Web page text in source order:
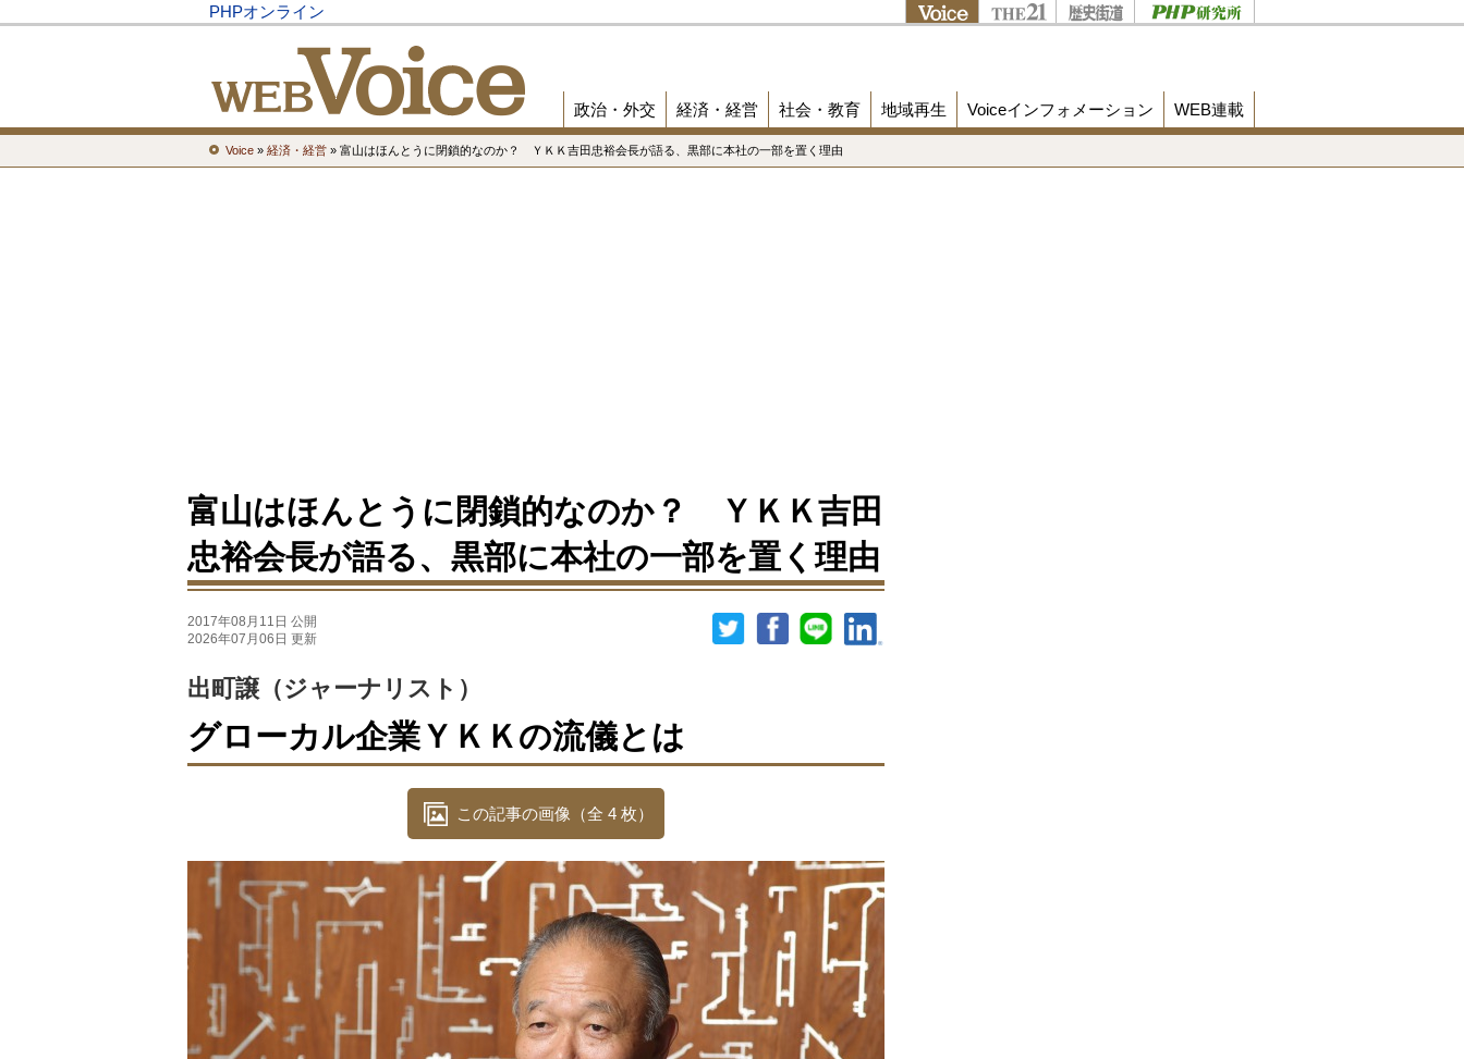
PHPオンライン
政治・外交 経済・経営 社会・教育 地域再生 Voiceインフォメーション WEB連載
Voice » 経済・経営 » 富山はほんとうに閉鎖的なのか？ ＹＫＫ吉田忠裕会長が語る、黒部に本社の一部を置く理由
富山はほんとうに閉鎖的なのか？ ＹＫＫ吉田
忠裕会長が語る、黒部に本社の一部を置く理由
2017年08月11日 公開
2026年07月06日 更新
出町譲（ジャーナリスト）
グローカル企業ＹＫＫの流儀とは
この記事の画像（全 4 枚）